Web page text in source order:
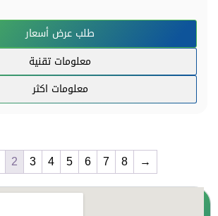
طلب عرض أسعار
معلومات تقنية
معلومات اكثر
2 3 4 5 6 7 8 →